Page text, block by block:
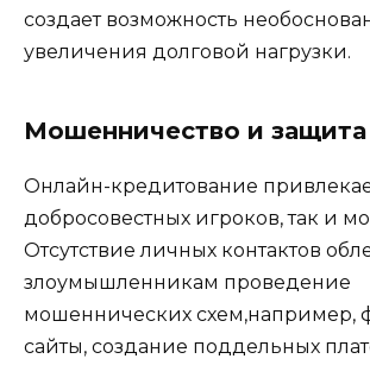
создает возможность
увеличения долговой нагрузки.
Мошенничество и
Онлайн-кредитование
добросовестных игроков, так и
Отсутствие личных контактов
злоумышленникам проведение
мошеннических схем,например,
сайты, создание поддельных